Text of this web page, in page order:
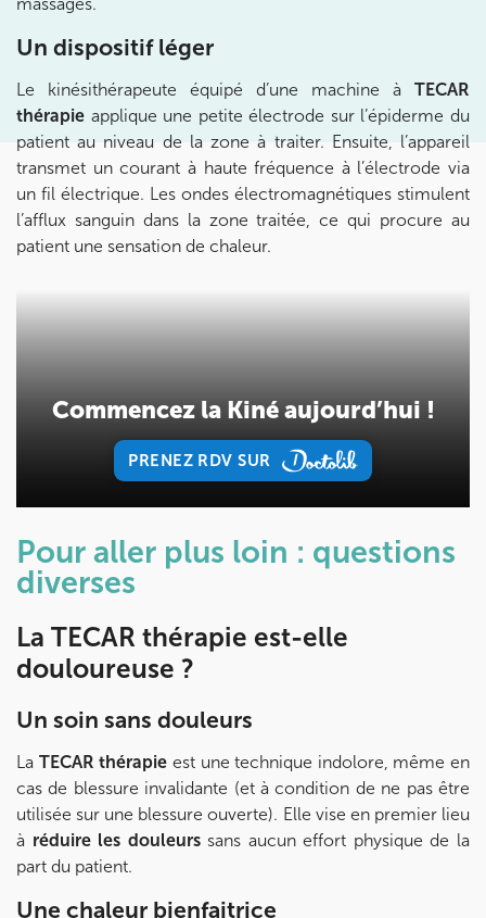
massages.
Un dispositif léger
Le kinésithérapeute équipé d’une machine à TECAR
thérapie applique une petite électrode sur l’épiderme du
patient au niveau de la zone à traiter. Ensuite, l’appareil
transmet un courant à haute fréquence à l’électrode via
un fil électrique. Les ondes électromagnétiques stimulent
l’afflux sanguin dans la zone traitée, ce qui procure au
patient une sensation de chaleur.
Commencez la Kiné aujourd’hui !
PRENEZ RDV SUR
Pour aller plus loin : questions
diverses
La TECAR thérapie est-elle
douloureuse ?
Un soin sans douleurs
La TECAR thérapie est une technique indolore, même en
cas de blessure invalidante (et à condition de ne pas être
utilisée sur une blessure ouverte). Elle vise en premier lieu
à réduire les douleurssans aucun effort physique de la
part du patient.
Une chaleur bienfaitrice
Prenez RDV sur
Prenez RDV sur
KOSS PARIS 8
74 Bd Haussmann 75008 Paris
74 Bd Haussmann 75008 Paris
01 44 71 93 74
85 Av. de Balzac 91420 Morangis
01 64 48 35 84
IK MEUDON
8 Rue de Paris 92190 Meudon
8 Rue de Paris 92190 Meudon
01 40 95 01 09
Prenez RDV sur